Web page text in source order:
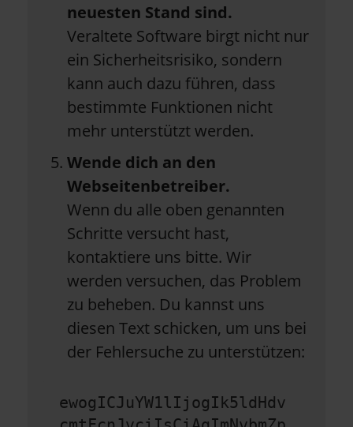
neuesten Stand sind.
Veraltete Software birgt nicht nur
ein Sicherheitsrisiko, sondern
kann auch dazu führen, dass
bestimmte Funktionen nicht
mehr unterstützt werden.
Wende dich an den
Webseitenbetreiber.
Wenn du alle oben genannten
Schritte versucht hast,
kontaktiere uns bitte. Wir
werden versuchen, das Problem
zu beheben. Du kannst uns
diesen Text schicken, um uns bei
der Fehlersuche zu unterstützen:
ewogICJuYW1lIjogIk5ldHdv